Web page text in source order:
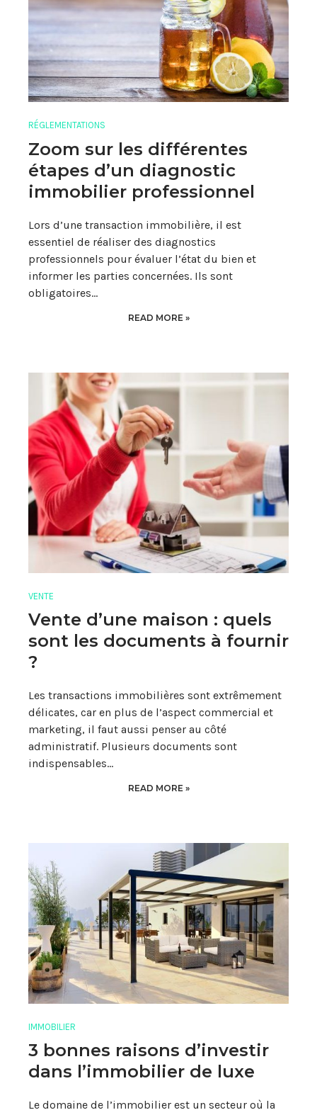
RÉGLEMENTATIONS
Zoom sur les différentes
étapes d’un diagnostic
immobilier professionnel
Lors d’une transaction immobilière, il est
essentiel de réaliser des diagnostics
professionnels pour évaluer l’état du bien et
informer les parties concernées. Ils sont
obligatoires…
READ MORE »
VENTE
Vente d’une maison : quels
sont les documents à fournir
?
Les transactions immobilières sont extrêmement
délicates, car en plus de l’aspect commercial et
marketing, il faut aussi penser au côté
administratif. Plusieurs documents sont
indispensables…
READ MORE »
IMMOBILIER
3 bonnes raisons d’investir
dans l’immobilier de luxe
Le domaine de l’immobilier est un secteur où la